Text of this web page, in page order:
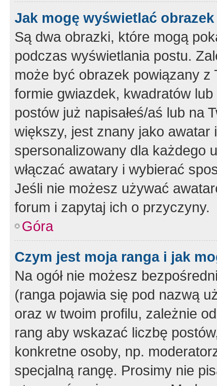
Jak mogę wyświetlać
Są dwa obrazki, które mogą
podczas wyświetlania postu.
może być obrazek powiązany z
formie gwiazdek, kwadratów
postów już napisałeś/aś lub na
większy, jest znany jako
spersonalizowany dla każdego
włączać awatary i wybierać
Jeśli nie możesz używać
forum i zapytaj ich o przyczyny.
Góra
Czym jest moja ranga i jak
Na ogół nie możesz
(ranga pojawia się pod nazwą
oraz w twoim profilu, zależnie
rang aby wskazać liczbę
konkretne osoby, np.
specjalną rangę. Prosimy nie